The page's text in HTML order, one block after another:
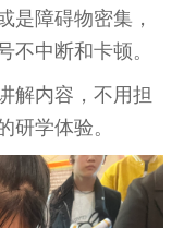
是障碍物密集，
中断和卡顿。
解内容，不用担
学体验。